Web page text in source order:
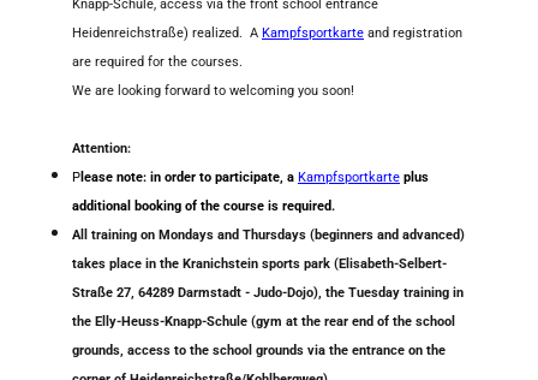
Knapp-Schule, access via the front school entrance
Heidenreichstraße) realized. A Kampfsportkarte and registration
are required for the courses.
We are looking forward to welcoming you soon!
Attention:
P lease note: in order to participate, a Kampfsportkarte plus
additional booking of the course is required.
All training on Mondays and Thursdays (beginners and advanced)
takes place in the Kranichstein sports park (Elisabeth-Selbert-
Straße 27, 64289 Darmstadt - Judo-Dojo), the Tuesday training in
the Elly-Heuss-Knapp-Schule (gym at the rear end of the school
grounds, access to the school grounds via the entrance on the